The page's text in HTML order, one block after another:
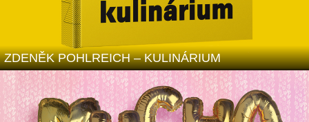
ZDENĚK POHLREICH – KULINÁRIUM